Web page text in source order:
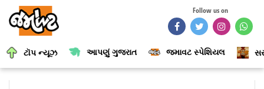
Follow us on
ટૉપ ન્યૂઝ આપણું ગુજરાત જમાવટ સ્પેશિયલ